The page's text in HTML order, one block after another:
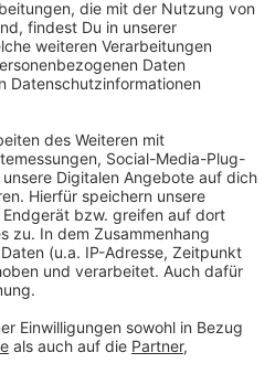
Oberhausen und
betroffen
will die Bahn mit
arbeiten. Besonders